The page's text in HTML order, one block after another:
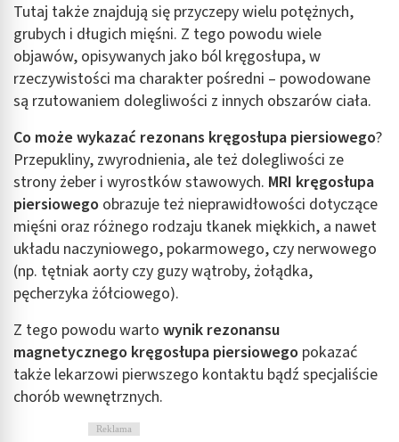
Tutaj także znajdują się przyczepy wielu potężnych,
grubych i długich mięśni. Z tego powodu wiele
objawów, opisywanych jako ból kręgosłupa, w
rzeczywistości ma charakter pośredni – powodowane
są rzutowaniem dolegliwości z innych obszarów ciała.
Co może wykazać rezonans kręgosłupa piersiowego?
Przepukliny, zwyrodnienia, ale też dolegliwości ze
strony żeber i wyrostków stawowych. MRI kręgosłupa
piersiowego obrazuje też nieprawidłowości dotyczące
mięśni oraz różnego rodzaju tkanek miękkich, a nawet
układu naczyniowego, pokarmowego, czy nerwowego
(np. tętniak aorty czy guzy wątroby, żołądka,
pęcherzyka żółciowego).
Z tego powodu warto wynik rezonansu
magnetycznego kręgosłupa piersiowego pokazać
także lekarzowi pierwszego kontaktu bądź specjaliście
chorób wewnętrznych.
Reklama